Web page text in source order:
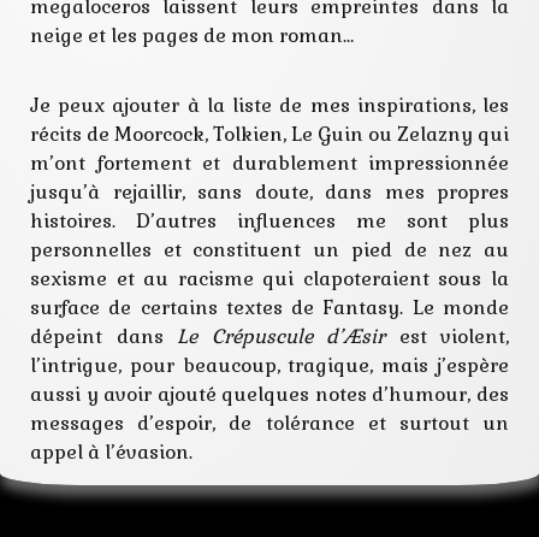
megaloceros laissent leurs empreintes dans la
neige et les pages de mon roman…
Je peux ajouter à la liste de mes inspirations, les
récits de Moorcock, Tolkien, Le Guin ou Zelazny qui
m’ont fortement et durablement impressionnée
jusqu’à rejaillir, sans doute, dans mes propres
histoires. D’autres influences me sont plus
personnelles et constituent un pied de nez au
sexisme et au racisme qui clapoteraient sous la
surface de certains textes de Fantasy. Le monde
dépeint dans Le Crépuscule d’Æsirest violent,
l’intrigue, pour beaucoup, tragique, mais j’espère
aussi y avoir ajouté quelques notes d’humour, des
messages d’espoir, de tolérance et surtout un
appel à l’évasion.